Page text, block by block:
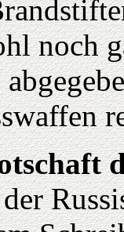
noch
der